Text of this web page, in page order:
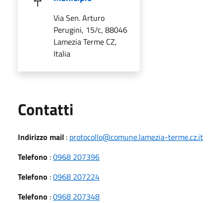
Via Sen. Arturo
Perugini, 15/c, 88046
Lamezia Terme CZ,
Italia
Contatti
Indirizzo mail : protocollo@comune.lamezia-terme.cz.it
Telefono :0968 207396
Telefono :0968 207224
Telefono :0968 207348